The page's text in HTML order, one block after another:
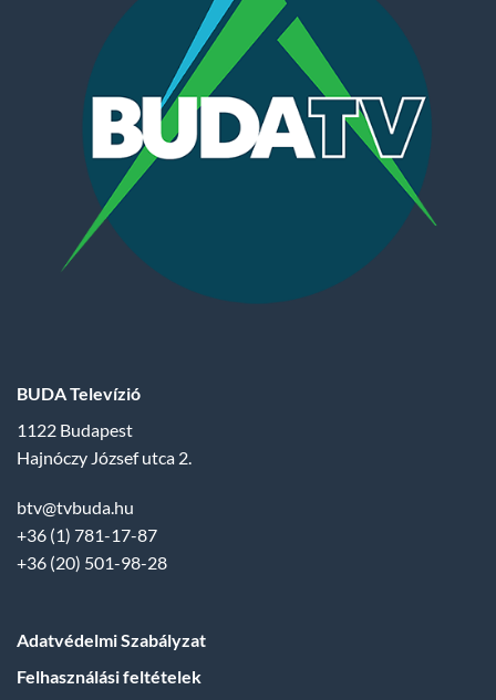
BUDA Televízió
1122 Budapest
Hajnóczy József utca 2.
btv@tvbuda.hu
+36 (1) 781-17-87
+36 (20) 501-98-28
Adatvédelmi Szabályzat
Felhasználási feltételek